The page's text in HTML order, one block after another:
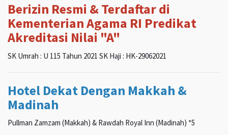
Berizin Resmi & Terdaftar di
Kementerian Agama RI Predikat
Akreditasi Nilai "A"
SK Umrah : U 115 Tahun 2021 SK Haji : HK-29062021
Hotel Dekat Dengan Makkah &
Madinah
Pullman Zamzam (Makkah) & Rawdah Royal Inn (Madinah) *5